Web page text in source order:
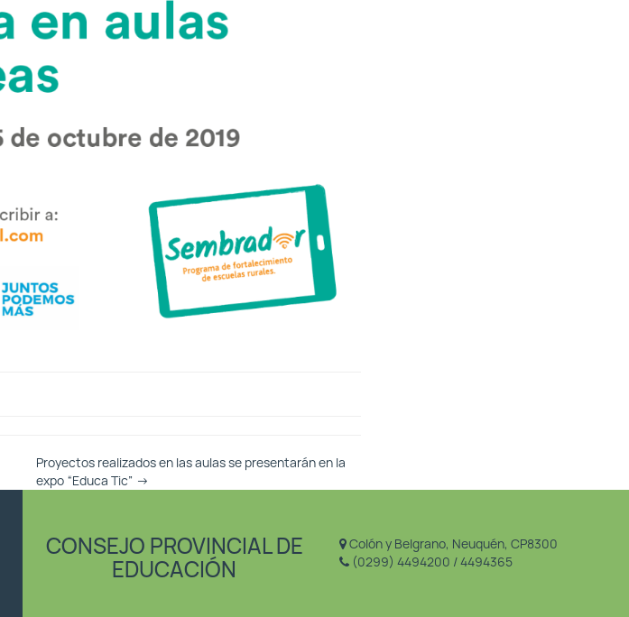
Proyectos realizados en las aulas se presentarán en la
expo “Educa Tic” →
CONSEJO PROVINCIAL DE
EDUCACIÓN
Colón y Belgrano, Neuquén, CP8300
(0299) 4494200 / 4494365